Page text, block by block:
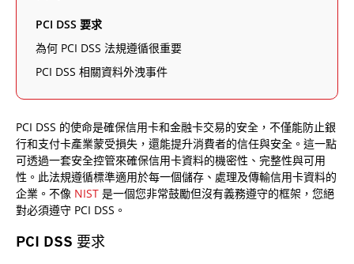
PCI DSS 要求
為何 PCI DSS 法規遵循很重要
PCI DSS 相關資料外洩事件
PCI DSS 的使命是確保信用卡和金融卡交易的安全，不僅能防止銀
行和支付卡產業蒙受損失，還能提升消費者的信任與安全。這一點
可透過一套安全控管來確保信用卡資料的機密性、完整性與可用
性。此法規遵循標準適用於每一個儲存、處理及傳輸信用卡資料的
企業。不像 NIST 是一個您非常鼓勵但沒有義務遵守的框架，您絕
對必須遵守 PCI DSS。
PCI DSS 要求